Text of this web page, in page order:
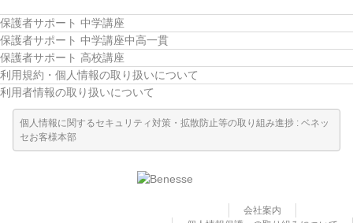
保護者サポート 中学講座
保護者サポート 中学講座中高一貫
保護者サポート 高校講座
利用規約・個人情報の取り扱いについて
利用者情報の取り扱いについて
個人情報に関するセキュリティ対策・拡散防止等の取り組み進捗 : ベネッ
セお客様本部
会社案内